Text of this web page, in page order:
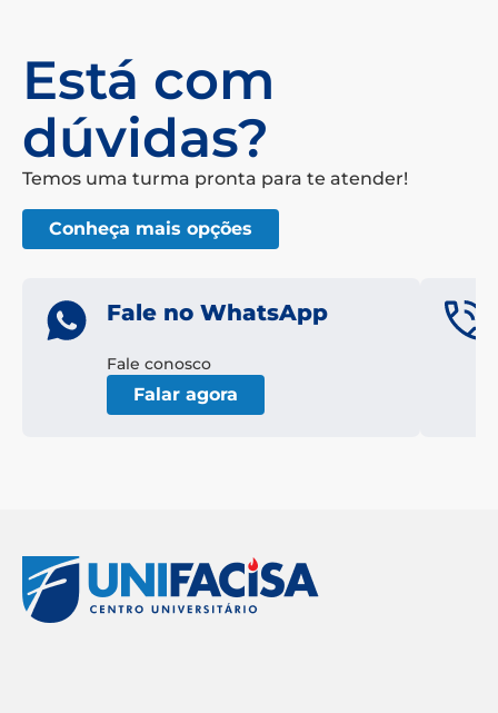
Está com
dúvidas?
Temos uma turma pronta para te atender!
Conheça mais opções
Fale no WhatsApp
Fale conosco
Falar agora